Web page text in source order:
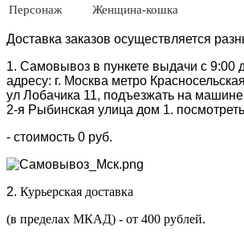
Персонаж
Женщина-кошка
Доставка заказов осуществляется
1. Самовывоз в пункете выдачи с 9:00
адресу: г. Москва метро
ул Лобачика 11, подъезжать на
2-я Рыбинская улица дом 1.
- стоимость 0 руб.
2. Курьерская доставка
(в пределах МКАД) - от 400 рублей.